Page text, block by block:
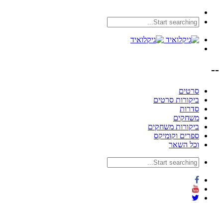
--
סרטים
ביקורות סרטים
סדרות
משחקים
ביקורות משחקים
ספרים וקומיקס
וכל השאר